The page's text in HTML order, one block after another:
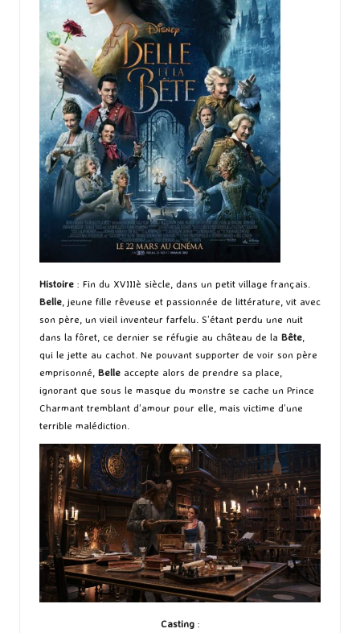
Histoire : Fin du XVIIIè siècle, dans un petit village français.
Belle , jeune fille rêveuse et passionnée de littérature, vit avec
son père, un vieil inventeur farfelu. S’étant perdu une nuit
dans la fôret, ce dernier se réfugie au château de la Bête
qui le jette au cachot. Ne pouvant supporter de voir son père
emprisonné, Belle accepte alors de prendre sa place,
ignorant que sous le masque du monstre se cache un Prince
Charmant tremblant d’amour pour elle, mais victime d’une
terrible malédiction.
Casting: